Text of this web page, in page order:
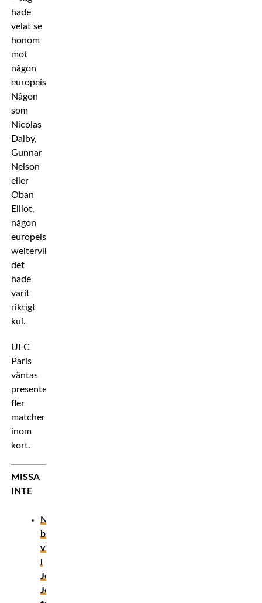
hade
velat se
honom
mot
någon
europeisk.
Någon
som
Nicolas
Dalby,
Gunnar
Nelson
eller
Oban
Elliot,
någon
europeisk
welterviktare,
det
hade
varit
riktigt
kul.
UFC
Paris
väntas
presentera
fler
matcher
inom
kort.
MISSA
INTE
Ny
bodycam-
video
i
Jon
Jones-